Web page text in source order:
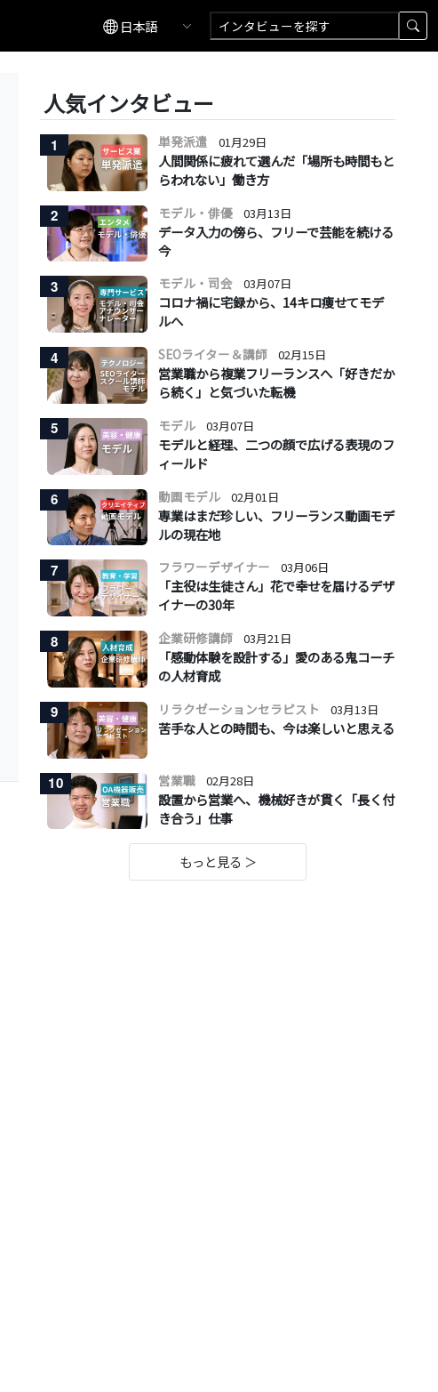
人気インタビュー
1 単発派遣 01月29日
人間関係に疲れて選んだ「場所も時間もと
らわれない」働き方
2 モデル・俳優 03月13日
データ入力の傍ら、フリーで芸能を続ける
今
3 モデル・司会 03月07日
コロナ禍に宅録から、14キロ痩せてモデ
ルへ
4 SEOライター＆講師 02月15日
営業職から複業フリーランスへ「好きだか
ら続く」と気づいた転機
5 モデル 03月07日
モデルと経理、二つの顔で広げる表現のフ
ィールド
6 動画モデル 02月01日
専業はまだ珍しい、フリーランス動画モデ
ルの現在地
7 フラワーデザイナー 03月06日
「主役は生徒さん」花で幸せを届けるデザ
イナーの30年
8 企業研修講師 03月21日
「感動体験を設計する」愛のある鬼コーチ
の人材育成
9 リラクゼーションセラピスト 03月13日
苦手な人との時間も、今は楽しいと思える
10 営業職 02月28日
設置から営業へ、機械好きが貫く「長く付
き合う」仕事
もっと見る ＞